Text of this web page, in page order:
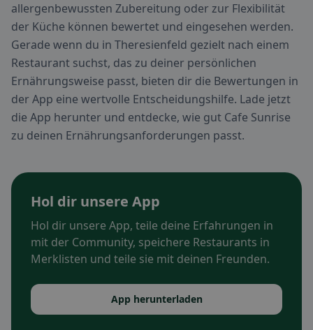
allergenbewussten Zubereitung oder zur Flexibilität
der Küche können bewertet und eingesehen werden.
Gerade wenn du in Theresienfeld gezielt nach einem
Restaurant suchst, das zu deiner persönlichen
Ernährungsweise passt, bieten dir die Bewertungen in
der App eine wertvolle Entscheidungshilfe. Lade jetzt
die App herunter und entdecke, wie gut Cafe Sunrise
zu deinen Ernährungsanforderungen passt.
Hol dir unsere App
Hol dir unsere App, teile deine Erfahrungen in
mit der Community, speichere Restaurants in
Merklisten und teile sie mit deinen Freunden.
App herunterladen